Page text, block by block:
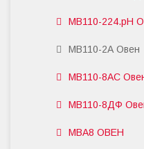
МВ110-224.pH
МВ110-2А Овен
МВ110-8АС
МВ110-8ДФ
МВА8 ОВЕН